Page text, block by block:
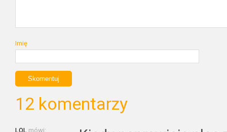
Imię
12 komentarzy
LOL mówi: